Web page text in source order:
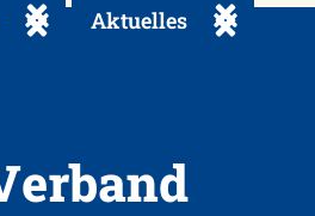
Untermenü ein-/ausklappen
Aktuelles